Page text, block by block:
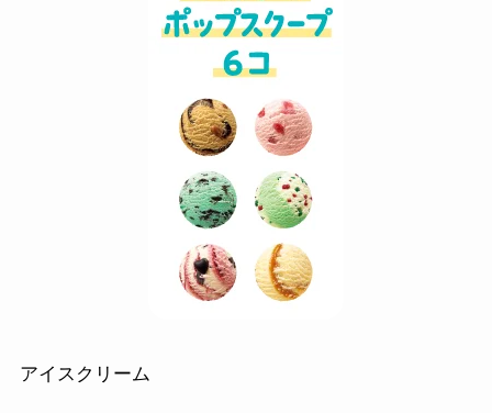
アイスクリーム